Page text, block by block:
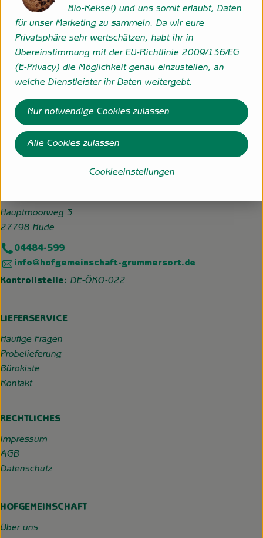
Herkunft
Hersteller: Hofgemeinschaft Grummersort GbR
27798 Hude eigene Erzeugung
zur Webseite
Folge uns
Hauptmoorweg 3
27798 Hude
04484-599
info@hofgemeinschaft-grummersort.de
Kontrollstelle: DE-ÖKO-022
LIEFERSERVICE
Häufige Fragen
Probelieferung
Bürokiste
Kontakt
RECHTLICHES
Impressum
AGB
Datenschutz
HOFGEMEINSCHAFT
Über uns
Bio-Kekse!) und uns somit erlaubt, Daten
für unser Marketing zu sammeln. Da wir eure
Privatsphäre sehr wertschätzen, habt ihr in
Übereinstimmung mit der EU-Richtlinie 2009/136/EG
(E-Privacy) die Möglichkeit genau einzustellen, an
welche Dienstleister ihr Daten weitergebt.
Cookieeinstellungen
Nur notwendige Cookies zulassen
Alle Cookies zulassen